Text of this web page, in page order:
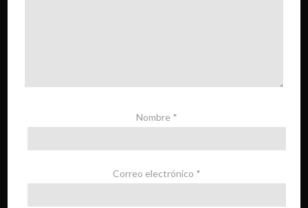
Nombre *
Correo electrónico *